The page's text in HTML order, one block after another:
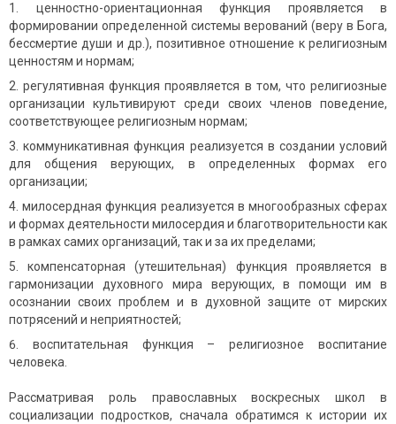
ценностно-ориентационная функция проявляется в
формировании определенной системы верований (веру в Бога,
бессмертие души и др.), позитивное отношение к религиозным
ценностям и нормам;
регулятивная функция проявляется в том, что религиозные
организации культивируют среди своих членов поведение,
соответствующее религиозным нормам;
коммуникативная функция реализуется в создании условий
для общения верующих, в определенных формах его
организации;
милосердная функция реализуется в многообразных сферах
и формах деятельности милосердия и благотворительности как
в рамках самих организаций, так и за их пределами;
компенсаторная (утешительная) функция проявляется в
гармонизации духовного мира верующих, в помощи им в
осознании своих проблем и в духовной защите от мирских
потрясений и неприятностей;
воспитательная функция – религиозное воспитание
человека.
Рассматривая роль православных воскресных школ в
социализации подростков, сначала обратимся к истории их